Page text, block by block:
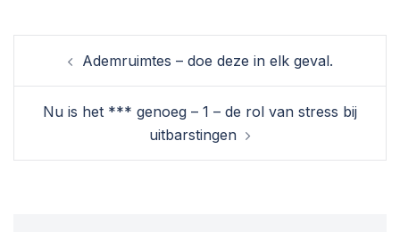
Ademruimtes – doe deze in elk geval.
Nu is het *** genoeg – 1 – de rol van stress bij
uitbarstingen